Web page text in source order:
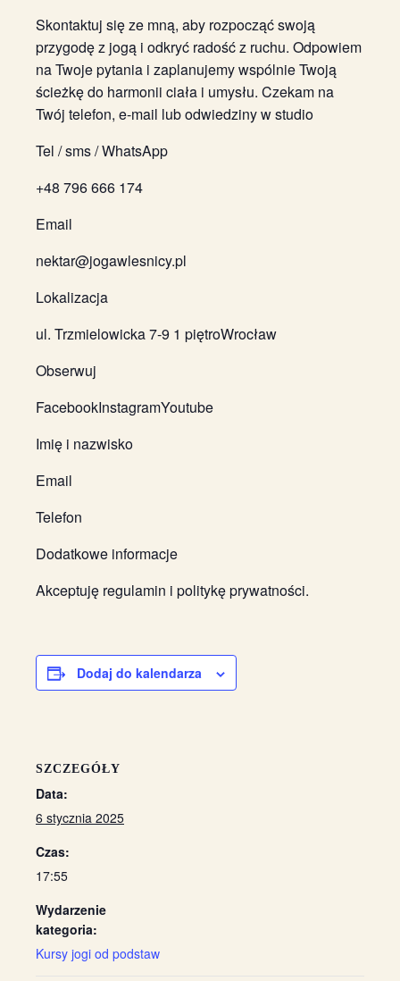
Skontaktuj się ze mną, aby rozpocząć swoją
przygodę z jogą i odkryć radość z ruchu. Odpowiem
na Twoje pytania i zaplanujemy wspólnie Twoją
ścieżkę do harmonii ciała i umysłu. Czekam na
Twój telefon, e-mail lub odwiedziny w studio
Tel / sms / WhatsApp
+48 796 666 174
Email
nektar@jogawlesnicy.pl
Lokalizacja
ul. Trzmielowicka 7-9 1 piętroWrocław
Obserwuj
FacebookInstagramYoutube
Imię i nazwisko
Email
Telefon
Dodatkowe informacje
Akceptuję regulamin i politykę prywatności.
Dodaj do kalendarza
SZCZEGÓŁY
Data:
6 stycznia 2025
Czas:
17:55
Wydarzenie
kategoria:
Kursy jogi od podstaw